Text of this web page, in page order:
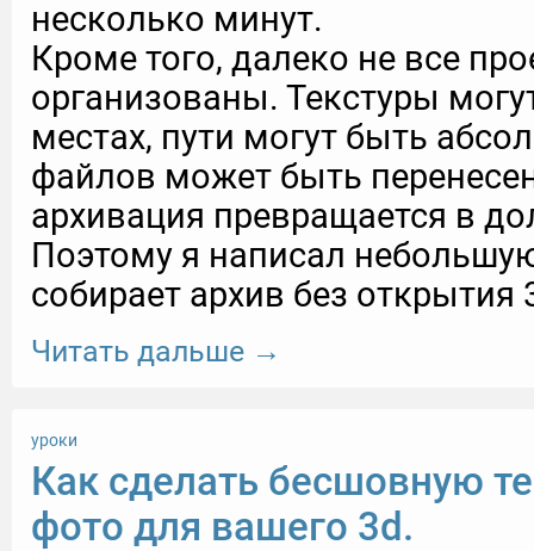
несколько минут.
Кроме того, далеко не все
организованы. Текстуры
местах, пути могут быть
файлов может быть
архивация превращается в
Поэтому я написал
собирает архив без открытия
Читать дальше →
уроки
Как сделать бесшовную
фото для вашего 3d.